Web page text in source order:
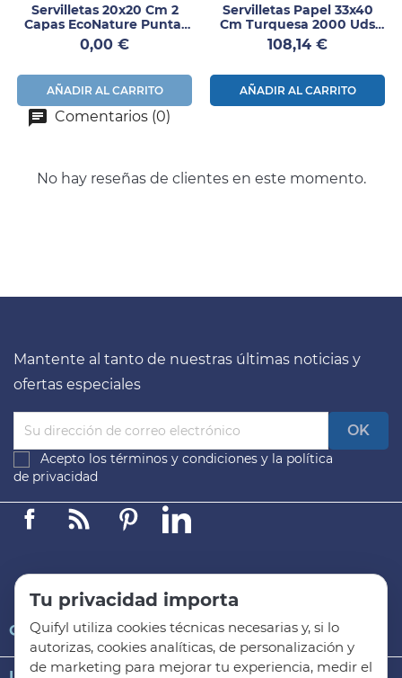
Servilletas 20x20 Cm 2
Capas EcoNature Punta-
Punta – 3200UDS
Precio
0,00 €
AÑADIR AL CARRITO
Servilletas Papel 33x40
Cm Turquesa 2000 Uds
Ecolabel
Precio
108,14 €
AÑADIR AL CARRITO
Comentarios (0)
No hay reseñas de clientes en este momento.
Mantente al tanto de nuestras últimas noticias y
ofertas especiales
Acepto los términos y condiciones y la política
de privacidad
FacebookLinkedinPinterest
QUIFYL
Tu privacidad importa
Quifyl utiliza cookies técnicas necesarias y, si lo
autorizas, cookies analíticas, de personalización y
de marketing para mejorar tu experiencia, medir el